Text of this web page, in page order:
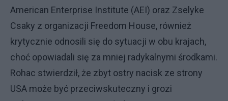
American Enterprise Institute (AEI) oraz Zselyke
Csaky z organizacji Freedom House, również
krytycznie odnosili się do sytuacji w obu krajach,
choć opowiadali się za mniej radykalnymi środkami.
Rohac stwierdził, że zbyt ostry nacisk ze strony
USA może być przeciwskuteczny i grozi